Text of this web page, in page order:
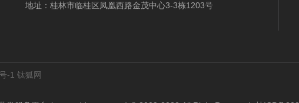
地址：桂林市临桂区凤凰西路金茂中心3-3栋1203号
-1 钛狐网